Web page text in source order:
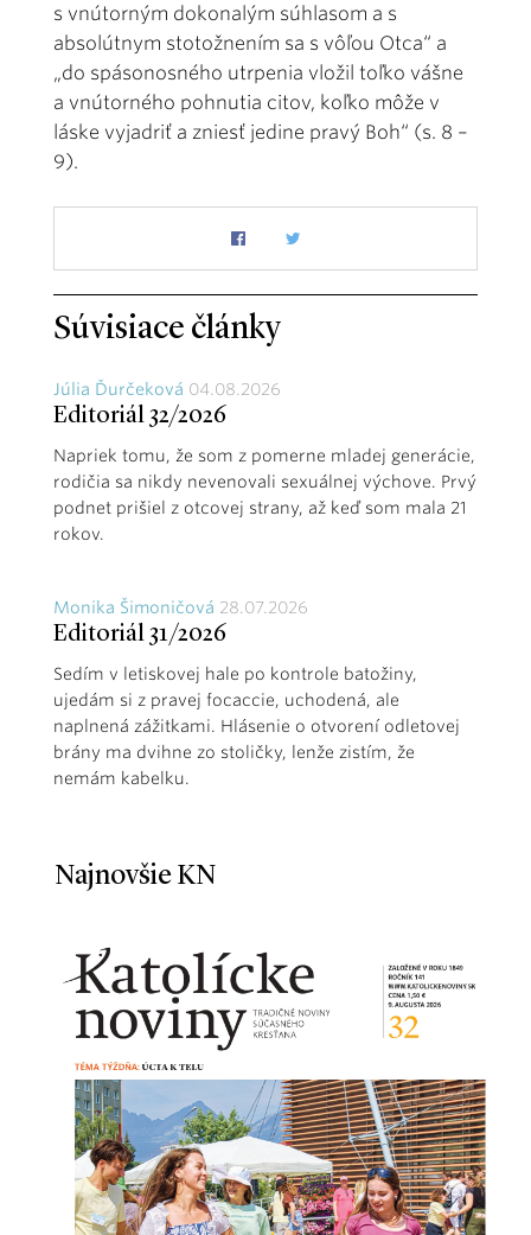
s vnútorným dokonalým súhlasom a s
absolútnym stotožnením sa s vôľou Otca“ a
„do spásonosného utrpenia vložil toľko vášne
a vnútorného pohnutia citov, koľko môže v
láske vyjadriť a zniesť jedine pravý Boh“ (s. 8 –
9).
Súvisiace články
Júlia Ďurčeková 04.08.2026
Editoriál 32/2026
Napriek tomu, že som z pomerne mladej generácie,
rodičia sa nikdy nevenovali sexuálnej výchove. Prvý
podnet prišiel z otcovej strany, až keď som mala 21
rokov.
Monika Šimoničová 28.07.2026
Editoriál 31/2026
Sedím v letiskovej hale po kontrole batožiny,
ujedám si z pravej focaccie, uchodená, ale
naplnená zážitkami. Hlásenie o otvorení odletovej
brány ma dvihne zo stoličky, lenže zistím, že
nemám kabelku.
Najnovšie KN